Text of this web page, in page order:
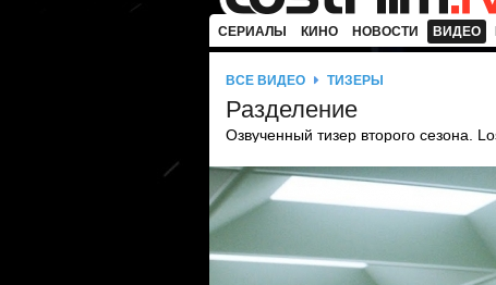
СЕРИАЛЫ КИНО НОВОСТИ ВИДЕО
ВСЕ ВИДЕО ТИЗЕРЫ
Разделение
Озвученный тизер второго сезона.